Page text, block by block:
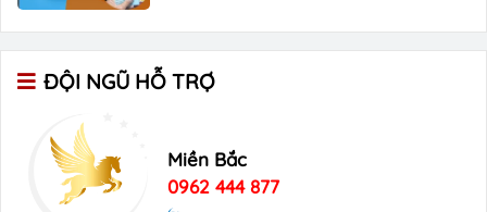
ĐỘI NGŨ HỖ TRỢ
Miền Bắc
0962 444 877